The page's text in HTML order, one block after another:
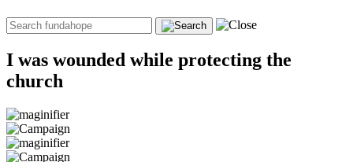
I was wounded while protecting the
church